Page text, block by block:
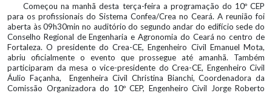
Começou na manhã desta terça-feira a programação do 10º CEP
para os profissionais do Sistema Confea/Crea no Ceará. A reunião foi
aberta às 09h30min no auditório do segundo andar do edifício sede do
Conselho Regional de Engenharia e Agronomia do Ceará no centro de
Fortaleza. O presidente do Crea-CE, Engenheiro Civil Emanuel Mota,
abriu oficialmente o evento que prossegue até amanhã. Também
participaram da mesa o vice-presidente do Crea-CE, Engenheiro Civil
Áulio Façanha, Engenheira Civil Christina Bianchi, Coordenadora da
Comissão Organizadora do 10º CEP, Engenheiro Civil Jorge Roberto